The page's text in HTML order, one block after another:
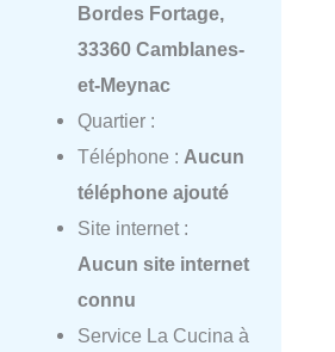
Bordes Fortage,
33360 Camblanes-
et-Meynac
Quartier :
Téléphone : Aucun
téléphone ajouté
Site internet :
Aucun site internet
connu
Service La Cucina à